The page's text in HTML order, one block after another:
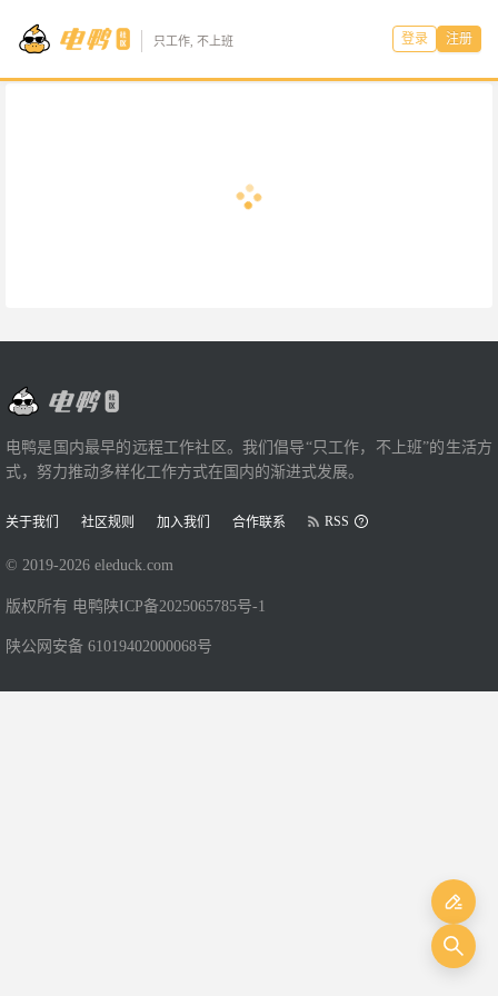
只工作, 不上班 登录 注册
电鸭是国内最早的远程工作社区。我们倡导“只工作，不上班”的生活方
式，努力推动多样化工作方式在国内的渐进式发展。
关于我们 社区规则 加入我们 合作联系 RSS
© 2019-2026 eleduck.com
版权所有 电鸭 陕ICP备2025065785号-1
陕公网安备 61019402000068号